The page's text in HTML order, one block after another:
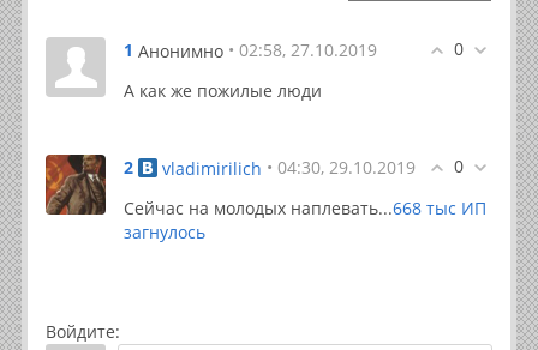
0
1 Анонимно • 02:58, 27.10.2019
А как же пожилые люди
0
2 vladimirilich • 04:30, 29.10.2019
Сейчас на молодых наплевать...668 тыс ИП
загнулось
Войдите: